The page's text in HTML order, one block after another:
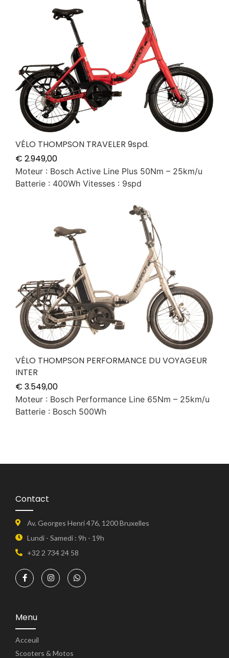
VÉLO THOMPSON TRAVELER 9spd.
€ 2.949,00
Moteur : Bosch Active Line Plus 50Nm – 25km/u
Batterie : 400Wh Vitesses : 9spd
VÉLO THOMPSON PERFORMANCE DU VOYAGEUR
INTER
€ 3.549,00
Moteur : Bosch Performance Line 65Nm – 25km/u
Batterie : Bosch 500Wh
Contact
Av. Georges Henri 476, 1200 Bruxelles
Lundi - Samedi : 9h - 19h
+32 2 734 24 58
Menu
Acceuil
Scooters & Motos